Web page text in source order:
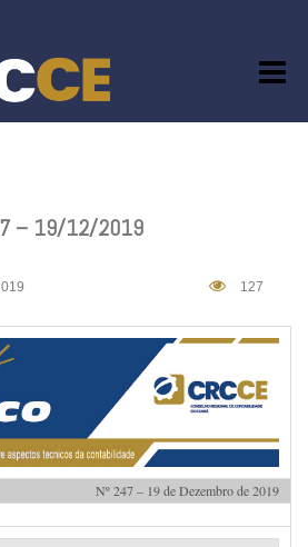
– 19/12/2019
127
Nº 247 – 19 de Dezembro de 2019